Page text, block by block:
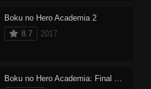
Boku no Hero Academia 2
8.7
2017
Boku no Hero Academia: Final Season Dublado